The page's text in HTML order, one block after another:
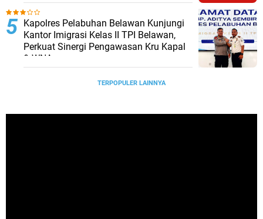
Kapolres Pelabuhan Belawan Kunjungi
Kantor Imigrasi Kelas II TPI Belawan,
Perkuat Sinergi Pengawasan Kru Kapal
& WNA
TERPOPULER LAINNYA